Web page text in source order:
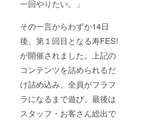
一回やりたい。」
その一言からわずか14日
後、第１回目となる寿FES!
が開催されました。上記の
コンテンツを詰められるだ
け詰め込み、全員がフラフ
ラになるまで遊び、最後は
スタッフ・お客さん総出で